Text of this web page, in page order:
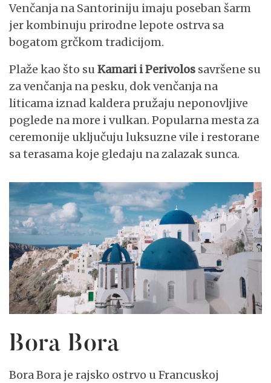
Venčanja na Santoriniju imaju poseban šarm
jer kombinuju prirodne lepote ostrva sa
bogatom grčkom tradicijom.
Plaže kao što su Kamari i Perivolos savršene su
za venčanja na pesku, dok venčanja na
liticama iznad kaldera pružaju neponovljive
poglede na more i vulkan. Popularna mesta za
ceremonije uključuju luksuzne vile i restorane
sa terasama koje gledaju na zalazak sunca.
Bora Bora
Bora Bora je rajsko ostrvo u Francuskoj